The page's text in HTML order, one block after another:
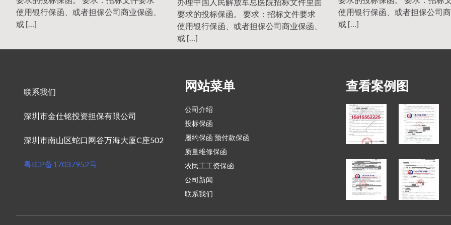
使用银行保函、或者担保公司商业保函、
或 […]
要求的投标保函。 要求：招标文件要求
使用银行保函、或者担保公司商业保函、
或 […]
使用银行保函、或者担保公司
或 […]
联系我们
深圳市金仕铭投资担保有限公司
深圳市南山区蛇口网谷万海大厦C座502
粤ICP备17037952号
网站菜单
公司介绍
投标保函
履约保函 预付款保函
质量维修保函
农民工工资保函
公司新闻
联系我们
查看案例图